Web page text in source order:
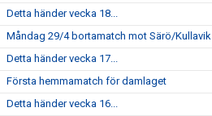
Detta händer vecka 18...
Måndag 29/4 bortamatch mot Särö/Kullavik
Detta händer vecka 17...
Första hemmamatch för damlaget
Detta händer vecka 16...